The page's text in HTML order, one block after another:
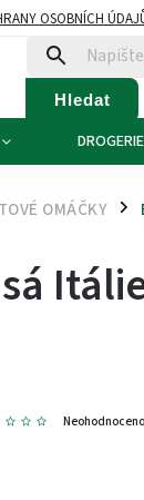
OSOBNÍCH
KONTAKTY
Hledat
OMÁČKY /
Neohodnoceno